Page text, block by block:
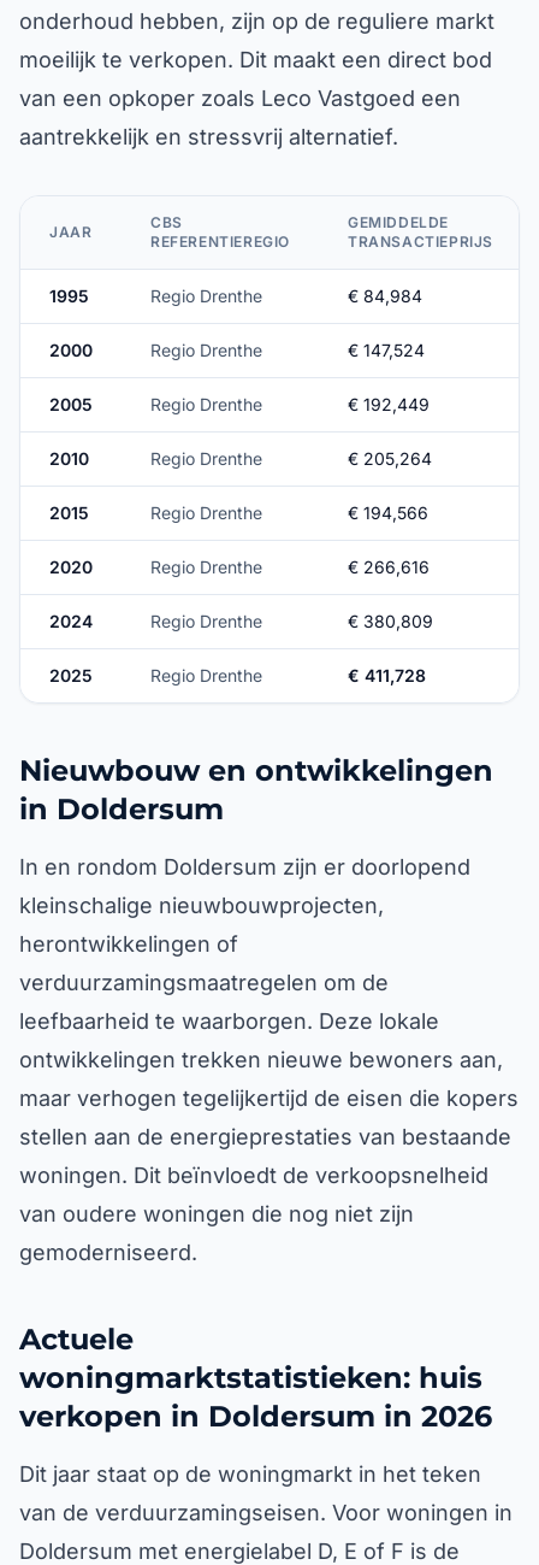
onderhoud hebben, zijn op de reguliere markt
moeilijk te verkopen. Dit maakt een direct bod
van een opkoper zoals Leco Vastgoed een
aantrekkelijk en stressvrij alternatief.
JAAR
CBS
REFERENTIEREGIO
GEMIDDELDE
TRANSACTIEPRIJS
1995 Regio Drenthe € 84,984
2000 Regio Drenthe € 147,524
2005 Regio Drenthe € 192,449
2010 Regio Drenthe € 205,264
2015 Regio Drenthe € 194,566
2020 Regio Drenthe € 266,616
2024 Regio Drenthe € 380,809
2025 Regio Drenthe € 411,728
Nieuwbouw en ontwikkelingen
in Doldersum
In en rondom Doldersum zijn er doorlopend
kleinschalige nieuwbouwprojecten,
herontwikkelingen of
verduurzamingsmaatregelen om de
leefbaarheid te waarborgen. Deze lokale
ontwikkelingen trekken nieuwe bewoners aan,
maar verhogen tegelijkertijd de eisen die kopers
stellen aan de energieprestaties van bestaande
woningen. Dit beïnvloedt de verkoopsnelheid
van oudere woningen die nog niet zijn
gemoderniseerd.
Actuele
woningmarktstatistieken: huis
verkopen in Doldersum in 2026
Dit jaar staat op de woningmarkt in het teken
van de verduurzamingseisen. Voor woningen in
Doldersum met energielabel D, E of F is de